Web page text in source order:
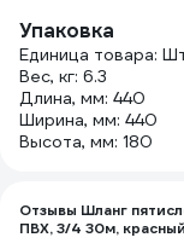
Упаковка
Единица товара:
Вес, кг: 6.3
Длина, мм: 440
Ширина, мм: 440
Высота, мм: 180
Отзывы Шланг
ПВХ, 3/4 30м,